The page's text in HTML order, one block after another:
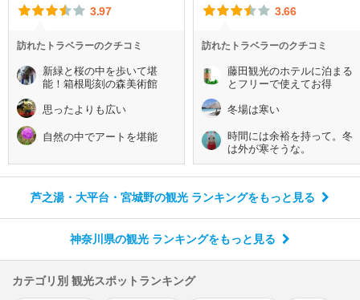
3.97
訪れたトラベラーのクチコミ
新緑と桜の中を歩いて堪
能！箱根彫刻の森美術館
思ったよりも広い
自然の中でアートを堪能
3.66
訪れたトラベラーのクチコミ
藤田観光のホテルに泊まる
とフリーで使えてお得
冬場は寒い
時間には余裕を持って。冬
は外が寒そうな。
芦之湯・大平台・宮城野の観光 ランキングをもっと見る
神奈川県の観光 ランキングをもっと見る
カテゴリ別 観光スポットランキング